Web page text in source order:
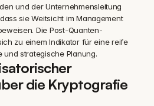
und der Unternehmensleitung
sie Weitsicht im Management
Die Post-Quanten-
zu einem Indikator für eine reife
strategische Planung.
die Kryptografie